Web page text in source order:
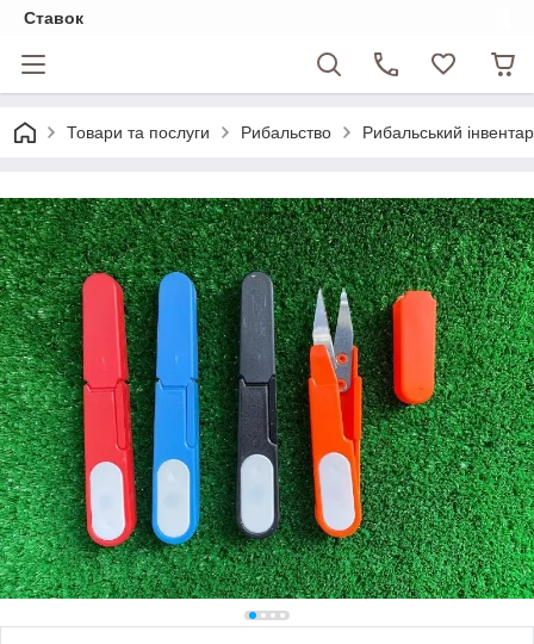
Ставок
Товари та послуги Рибальство Рибальський інвентар